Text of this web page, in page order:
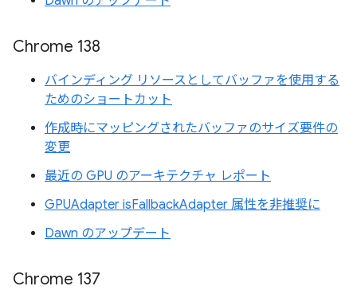
Chrome 138
バインディング リソースとしてバッファを使用する
ためのショートカット
作成時にマッピングされたバッファのサイズ要件の
変更
最近の GPU のアーキテクチャ レポート
GPUAdapter isFallbackAdapter 属性を非推奨に
Dawn のアップデート
Chrome 137